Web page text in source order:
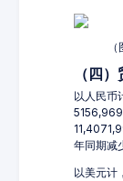
（四
以人民币
年同期减
以美元计